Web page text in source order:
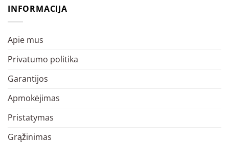
INFORMACIJA
Apie mus
Privatumo politika
Garantijos
Apmokėjimas
Pristatymas
Grąžinimas